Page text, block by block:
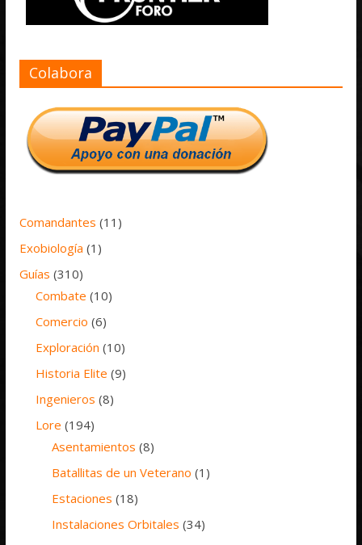
Colabora
Comandantes (11)
Exobiología (1)
Guías (310)
Combate (10)
Comercio (6)
Exploración (10)
Historia Elite (9)
Ingenieros (8)
Lore (194)
Asentamientos (8)
Batallitas de un Veterano (1)
Estaciones (18)
Instalaciones Orbitales (34)